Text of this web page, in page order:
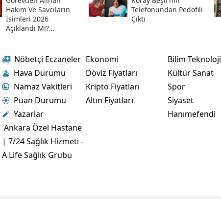
Hakim Ve Savcıların
Isimleri 2026
Açıklandı Mı?
Savcılar Isim Listesi
Telefonundan Pedofili
Çıktı
Nöbetçi Eczaneler
Hava Durumu
Namaz Vakitleri
Puan Durumu
Yazarlar
Ankara Özel Hastane
| 7/24 Sağlık Hizmeti -
A Life Sağlık Grubu
Ekonomi
Döviz Fiyatları
Kripto Fiyatları
Altın Fiyatları
Bilim Teknoloji
Kültür Sanat
Spor
Siyaset
Hanımefendi